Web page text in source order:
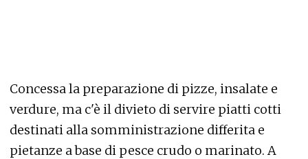
Concessa la preparazione di pizze, insalate e
verdure, ma c'è il divieto di servire piatti cotti
destinati alla somministrazione differita e
pietanze a base di pesce crudo o marinato. A